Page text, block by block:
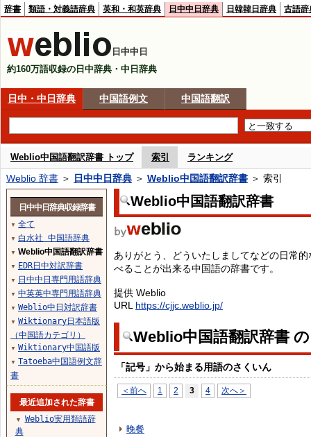
辞書 類語・対義語辞典 英和・和英辞典 日中中日辞典 日韓韓日辞典 古語辞
日中中日
約160万語収録の日中辞典・中日辞典
日中・中日辞典 中国語例文 中国語翻訳
Weblio中国語翻訳辞書 トップ 索引 ランキング
Weblio 辞書 ＞ 日中中日辞典 ＞ Weblio中国語翻訳辞書 ＞ 索引
Weblio中国語翻訳辞書
ありがとう、どういたしましてなどの日常
べることが出来る中国語の辞書です。
提供 Weblio
URL https://cjjc.weblio.jp/
Weblio中国語翻訳辞書
「記号」から始まる用語のさくいん
＜前へ 1 2 3 4 次へ＞
晚餐
日中中日辞典収録辞書
▼ 全て
▼ 白水社 中国語辞典
▼ Weblio中国語翻訳辞書
▼ EDR日中対訳辞書
▼ 日中中日専門用語辞典
▼ 中英英中専門用語辞典
▼ Weblio中日対訳辞書
▼ Wiktionary日本語版
（中国語カテゴリ）
▼ Wiktionary中国語版
▼ Tatoeba中国語例文辞
書
最近追加された辞書
▼
Weblio実用類語辞
典